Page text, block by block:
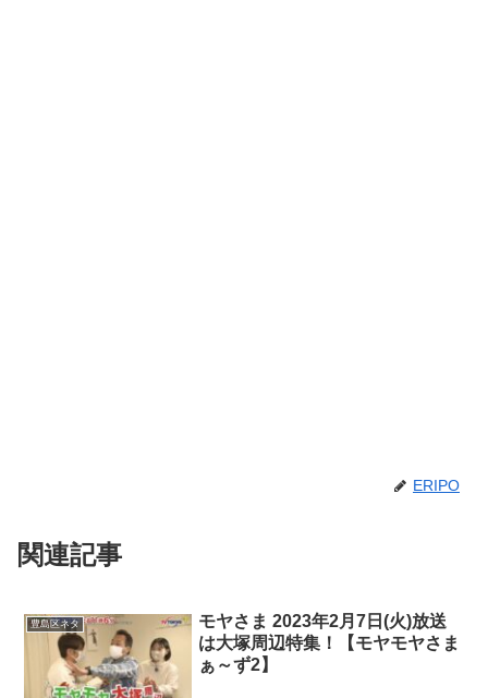
ERIPO
関連記事
豊島区ネタ
モヤさま 2023年2月7日(火)放送
は大塚周辺特集！【モヤモヤさま
ぁ～ず2】